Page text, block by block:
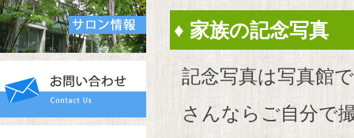
♦ 家族の記念写真
記念写真は写真館
さんならご自分で